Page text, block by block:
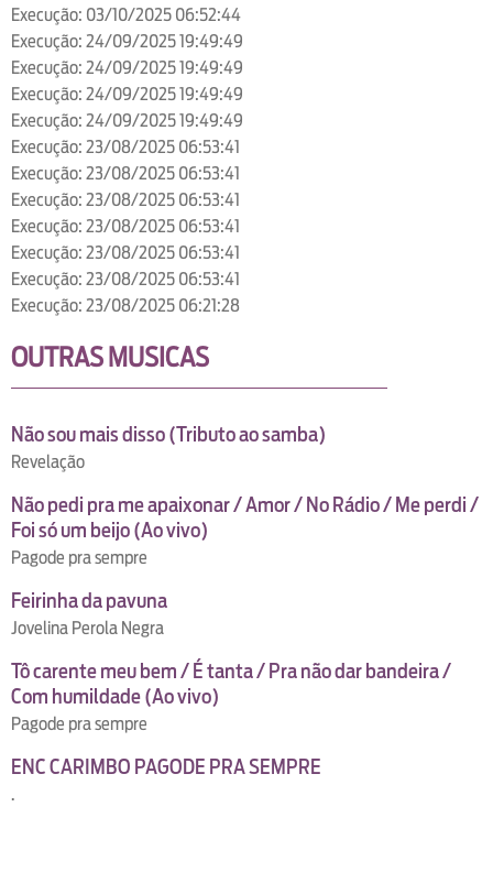
Execução: 03/10/2025 06:52:44
Execução: 24/09/2025 19:49:49
Execução: 24/09/2025 19:49:49
Execução: 24/09/2025 19:49:49
Execução: 24/09/2025 19:49:49
Execução: 23/08/2025 06:53:41
Execução: 23/08/2025 06:53:41
Execução: 23/08/2025 06:53:41
Execução: 23/08/2025 06:53:41
Execução: 23/08/2025 06:53:41
Execução: 23/08/2025 06:53:41
Execução: 23/08/2025 06:21:28
OUTRAS MUSICAS
Não sou mais disso (Tributo ao samba)
Revelação
Não pedi pra me apaixonar / Amor / No Rádio / Me perdi /
Foi só um beijo (Ao vivo)
Pagode pra sempre
Feirinha da pavuna
Jovelina Perola Negra
Tô carente meu bem / É tanta / Pra não dar bandeira /
Com humildade (Ao vivo)
Pagode pra sempre
ENC CARIMBO PAGODE PRA SEMPRE
.